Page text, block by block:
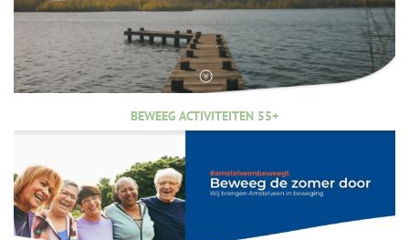
BEWEEG ACTIVITEITEN 55+